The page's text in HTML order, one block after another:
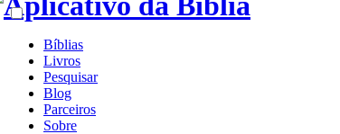
Bíblias
Livros
Pesquisar
Blog
Parceiros
Sobre